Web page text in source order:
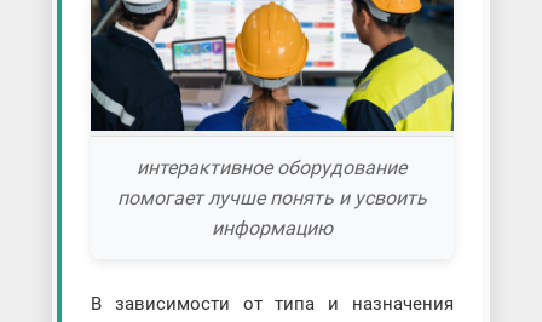
интерактивное оборудование
помогает лучше понять и усвоить
информацию
В зависимости от типа и назначения